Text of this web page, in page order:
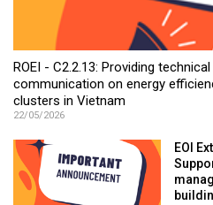
ROEI - C2.2.13: Providing
communication on energy
clusters in Vietnam
22/05/2026
EOI